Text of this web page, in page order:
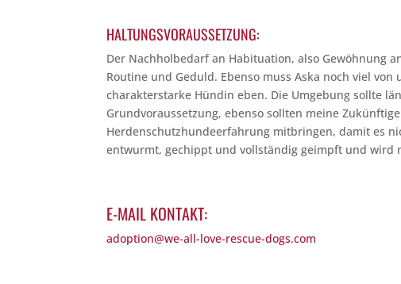
HALTUNGSVORAUSSETZUNG:
Der Nachholbedarf an Habituation, also Gewöhnung
Routine und Geduld. Ebenso muss Aska noch viel
charakterstarke Hündin eben. Die Umgebung sollte
Grundvoraussetzung, ebenso sollten meine
Herdenschutzhundeerfahrung mitbringen, damit es
entwurmt, gechippt und vollständig geimpft und wird
E-MAIL KONTAKT:
adoption@we-all-love-rescue-dogs.com